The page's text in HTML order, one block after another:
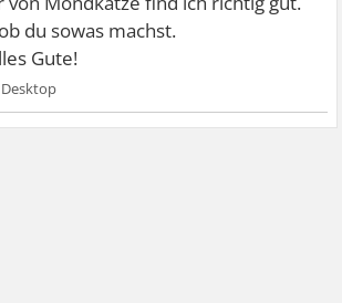
du sowas machst.
Gute!